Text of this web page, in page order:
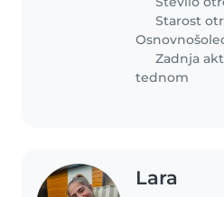
Starost
Zadnja
tednom
Lara